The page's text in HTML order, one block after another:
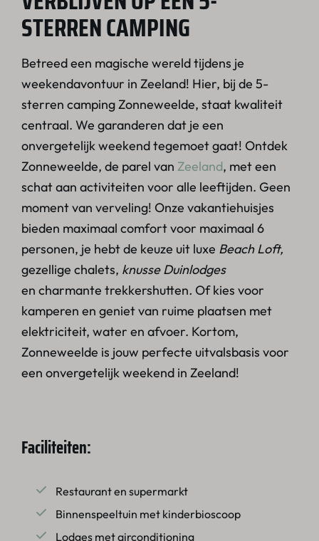
STERREN CAMPING
Betreed een magische wereld tijdens je
weekendavontuur in Zeeland! Hier, bij de 5-
sterren camping Zonneweelde, staat kwaliteit
centraal. We garanderen dat je een
onvergetelijk weekend tegemoet gaat! Ontdek
Zonneweelde, de parel van Zeeland, met een
schat aan activiteiten voor alle leeftijden. Geen
moment van verveling! Onze vakantiehuisjes
bieden maximaal comfort voor maximaal 6
personen, je hebt de keuze uit luxe Beach Loft,
gezellige chalets, knusse Duinlodges
en charmante trekkershutten. Of kies voor
kamperen en geniet van ruime plaatsen met
elektriciteit, water en afvoer. Kortom,
Zonneweelde is jouw perfecte uitvalsbasis voor
een onvergetelijk weekend in Zeeland!
Faciliteiten:
Restaurant en supermarkt
Binnenspeeltuin met kinderbioscoop
Lodges met airconditioning